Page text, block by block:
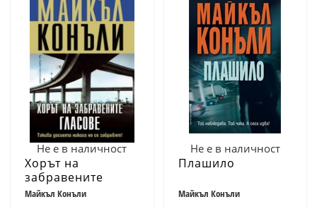
Не е в наличност
Хорът на
забравените
гласове
Майкъл Конъли
Не е в наличност
Плашило
Майкъл Конъли